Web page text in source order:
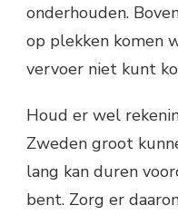
onderhouden.
op plekken komen
vervoer niet kunt
Houd er wel
Zweden groot
lang kan duren
bent. Zorg er